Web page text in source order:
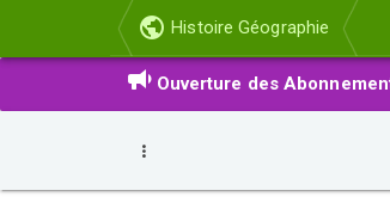
Histoire Géographie
Ouverture des